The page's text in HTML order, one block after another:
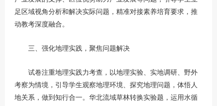
足区域视角分析和解决实际问题，精准对接素养培育要求，推
动教考深度融合。
三、强化地理实践，聚焦问题解决
试卷注重地理实践力考查，以地理实验、实地调研、野外
考察为情境，引导学生观察地理环境、探究地理问题，体悟人
地关系，做到知行合一。华北流域草林转换实验题，运用水循